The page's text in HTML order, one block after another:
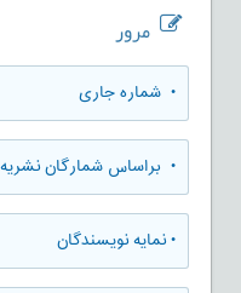
مرور
• شماره جاری
• براساس شمارگان نشریه
•نمایه نویسندگان